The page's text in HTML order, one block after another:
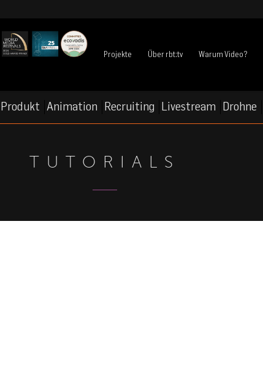
Projekte Über rbt:tv Warum Video?
Produkt Animation Recruiting Livestream Drohne
TUTORIALS